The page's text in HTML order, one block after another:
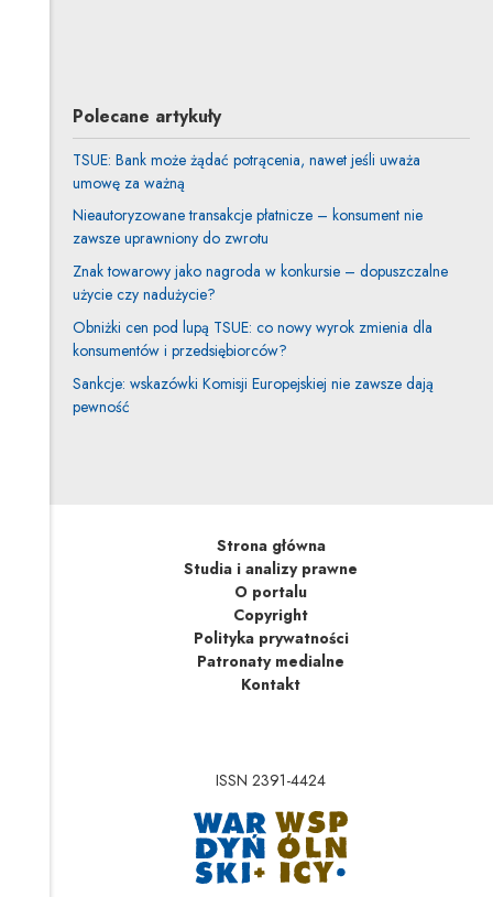
Polecane artykuły
TSUE: Bank może żądać potrącenia, nawet jeśli uważa
umowę za ważną
Nieautoryzowane transakcje płatnicze – konsument nie
zawsze uprawniony do zwrotu
Znak towarowy jako nagroda w konkursie – dopuszczalne
użycie czy nadużycie?
Obniżki cen pod lupą TSUE: co nowy wyrok zmienia dla
konsumentów i przedsiębiorców?
Sankcje: wskazówki Komisji Europejskiej nie zawsze dają
pewność
Strona główna
Studia i analizy prawne
O portalu
Copyright
Polityka prywatności
Patronaty medialne
Kontakt
ISSN 2391-4424
Uwaga, link zostanie